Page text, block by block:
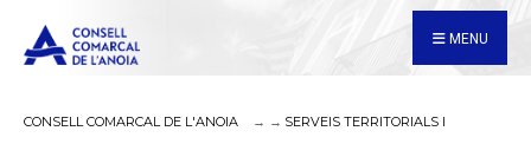
MENU
CONSELL COMARCAL DE L'ANOIA SERVEIS TERRITORIALS I